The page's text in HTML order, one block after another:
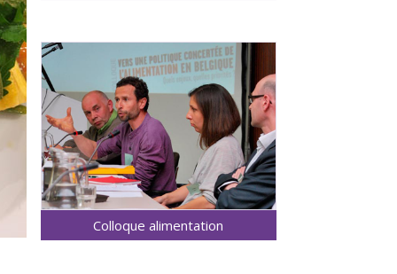
Colloque alimentation